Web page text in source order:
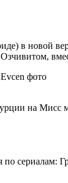
в новой
на Мисс
по